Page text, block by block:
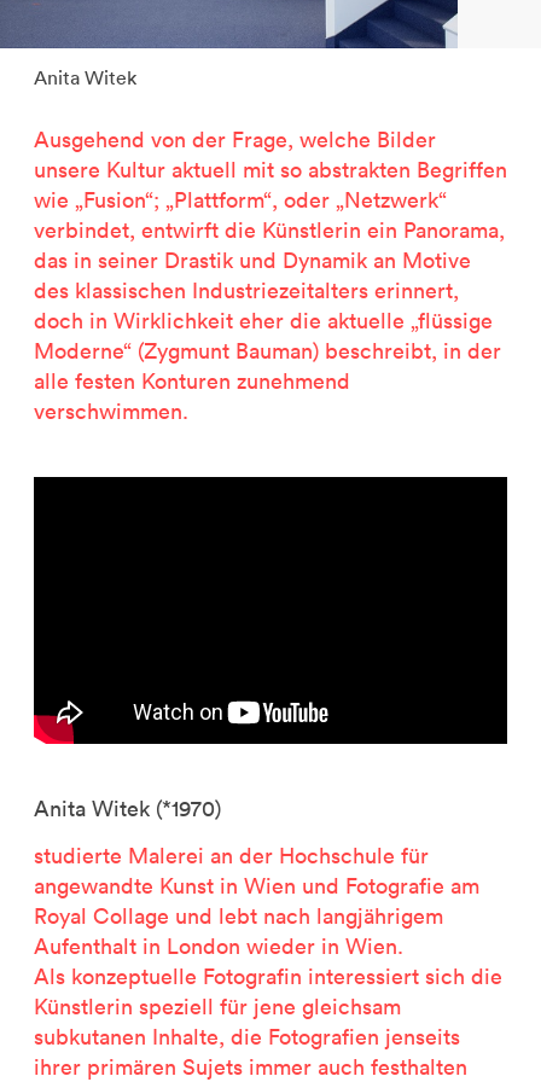
Anita Witek
Ausgehend von der Frage, welche Bilder
unsere Kultur aktuell mit so abstrakten Begriffen
wie „Fusion“; „Plattform“, oder „Netzwerk“
verbindet, entwirft die Künstlerin ein Panorama,
das in seiner Drastik und Dynamik an Motive
des klassischen Industriezeitalters erinnert,
doch in Wirklichkeit eher die aktuelle „flüssige
Moderne“ (Zygmunt Bauman) beschreibt, in der
alle festen Konturen zunehmend
verschwimmen.
Anita Witek (*1970)
studierte Malerei an der Hochschule für
angewandte Kunst in Wien und Fotografie am
Royal Collage und lebt nach langjährigem
Aufenthalt in London wieder in Wien.
Als konzeptuelle Fotografin interessiert sich die
Künstlerin speziell für jene gleichsam
subkutanen Inhalte, die Fotografien jenseits
ihrer primären Sujets immer auch festhalten
Dominique Perrault
Beweis einer Außenwelt
Garant-Matrix
Nature on Stage
Wertzeichen Europa
Die besondere Bibliothek
Porsche-Museum
Artstripe
Stealing Eyeballs